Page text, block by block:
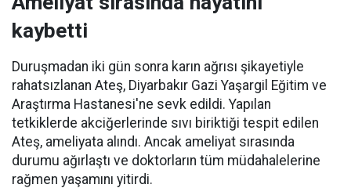
kaybetti
Duruşmadan iki gün sonra karın ağrısı şikayetiyle
rahatsızlanan Ateş, Diyarbakır Gazi Yaşargil Eğitim ve
Araştırma Hastanesi'ne sevk edildi. Yapılan
tetkiklerde akciğerlerinde sıvı biriktiği tespit edilen
Ateş, ameliyata alındı. Ancak ameliyat sırasında
durumu ağırlaştı ve doktorların tüm müdahalelerine
rağmen yaşamını yitirdi.